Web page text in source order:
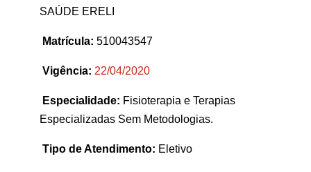
SAÚDE ERELI
Matrícula: 510043547
Vigência: 22/04/2020
Especialidade: Fisioterapia e Terapias
Especializadas Sem Metodologias.
Tipo de Atendimento: Eletivo